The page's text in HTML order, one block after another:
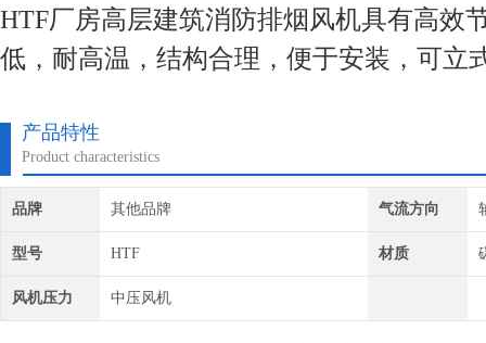
HTF厂房高层建筑消防排烟风机具有高效
低，耐高温，结构合理，便于安装，可立
产品特性
Product characteristics
品牌 其他品牌 气流方向
型号 HTF 材质
风机压力 中压风机